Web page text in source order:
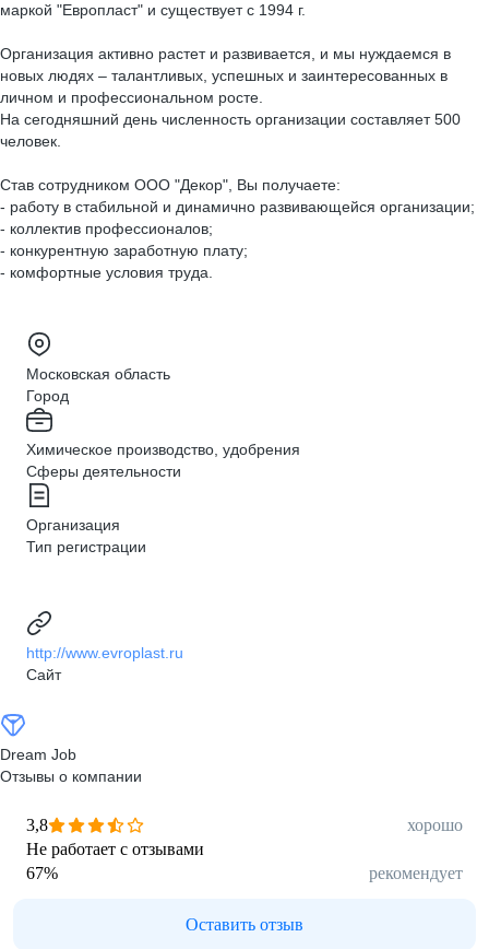
маркой "Европласт" и существует с 1994 г.
Организация активно растет и развивается, и мы нуждаемся в
новых людях – талантливых, успешных и заинтересованных в
личном и профессиональном росте.
На сегодняшний день численность организации составляет 500
человек.
Став сотрудником ООО "Декор", Вы получаете:
- работу в стабильной и динамично развивающейся организации;
- коллектив профессионалов;
- конкурентную заработную плату;
- комфортные условия труда.
Московская область
Город
Химическое производство, удобрения
Сферы деятельности
Организация
Тип регистрации
http://www.evroplast.ru
Сайт
Dream Job
Отзывы о компании
3,8
хорошо
Не работает с отзывами
67% рекомендует
Оставить отзыв